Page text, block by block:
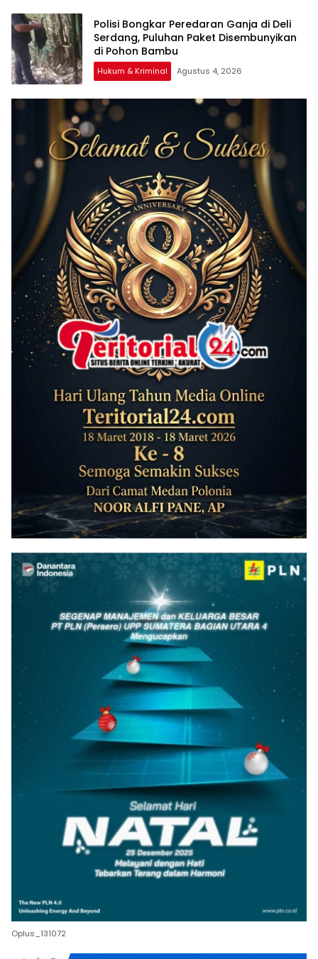
Polisi Bongkar Peredaran Ganja di Deli
Serdang, Puluhan Paket Disembunyikan
di Pohon Bambu
Hukum & Kriminal Agustus 4, 2026
Oplus_131072